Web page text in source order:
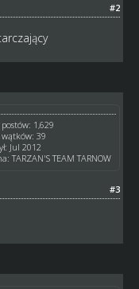
#2
1,629
39
Jul 2012
TARZAN'S TEAM TARNOW
#3